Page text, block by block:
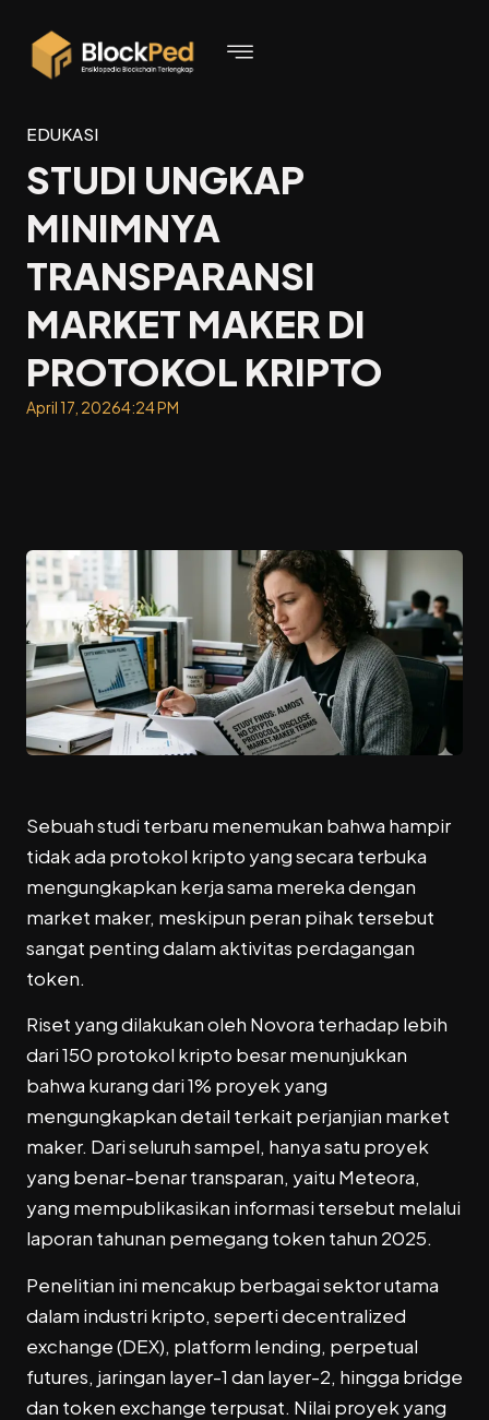
EDUKASI
STUDI UNGKAP
MINIMNYA
TRANSPARANSI
MARKET MAKER DI
PROTOKOL KRIPTO
April 17, 20264:24 PM
Sebuah studi terbaru menemukan bahwa hampir
tidak ada protokol kripto yang secara terbuka
mengungkapkan kerja sama mereka dengan
market maker, meskipun peran pihak tersebut
sangat penting dalam aktivitas perdagangan
token.
Riset yang dilakukan oleh Novora terhadap lebih
dari 150 protokol kripto besar menunjukkan
bahwa kurang dari 1% proyek yang
mengungkapkan detail terkait perjanjian market
maker. Dari seluruh sampel, hanya satu proyek
yang benar-benar transparan, yaitu Meteora,
yang mempublikasikan informasi tersebut melalui
laporan tahunan pemegang token tahun 2025.
Penelitian ini mencakup berbagai sektor utama
dalam industri kripto, seperti decentralized
exchange (DEX), platform lending, perpetual
futures, jaringan layer-1 dan layer-2, hingga bridge
dan token exchange terpusat. Nilai proyek yang